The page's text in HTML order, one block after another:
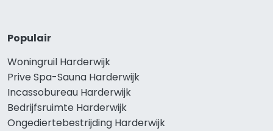
Populair
Woningruil Harderwijk
Prive Spa-Sauna Harderwijk
Incassobureau Harderwijk
Bedrijfsruimte Harderwijk
Ongediertebestrijding Harderwijk